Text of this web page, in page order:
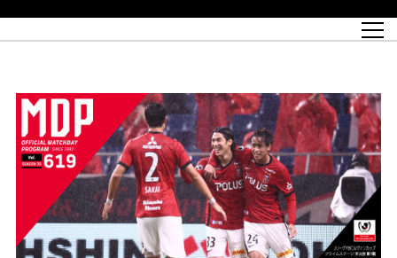
過去の個人出場データ 過去の試合結果 全試合記録[PDF]
Who's Who[PDF] 埼玉スタジアム2002(アクセス)
浦和駒場スタジアム(アクセス) ホームゲーム情報
観戦ルールとマナー 新型コロナウイルス感染症対策
横断幕掲出希望者の事前申請 大旗掲出希望者の事前申請
育成オフィシャルサイト 浦和レッズサッカー塾
REX TICKETで購入 チケット販売日 チケットの購入方法
席種・料金 2022シーズンチケット 団体観戦チケット
企画シート テーブルシート ファミリーシート
車いす席 ビューボックス 天皇杯 アウェイチケット
REX CLUB よくある質問
浦和レッズ 選手理念 会社概況 経営情報 年表
ホームタウン ホームタウン活動報告BLOG
このゆびとまれっず！
浦和サッカーストリート(URAWA SOCCER STREET)
オフィシャルサポーターズクラブ 浦和レッズ後援会
ホスピタリティシート レッズビジネスクラブ
広告のお問合せ
ハートフルスクール ハートフルクリニック
ハートフルトーク ハートフルサッカー
ハートフルパートナー ハートフルクラブ掲示板
ぬりえダウンロード MDP(マッチデープログラム/WEB版)
REDS TOMORROW 『浦和レッズをみにいこう!!』マップ
アーカイブ リンク R-file